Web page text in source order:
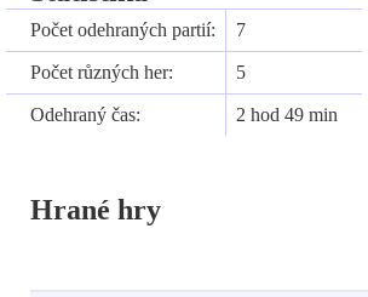
Počet odehraných partií: 7
Počet různých her: 5
Odehraný čas: 2 hod 49 min
Hrané hry